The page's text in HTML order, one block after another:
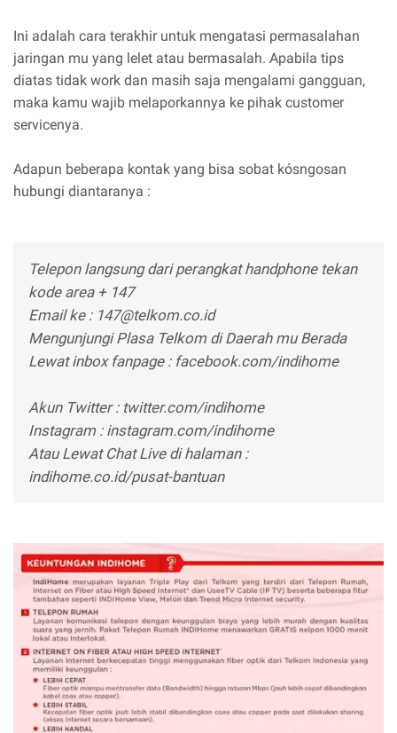
Ini adalah cara terakhir untuk mengatasi permasalahan
jaringan mu yang lelet atau bermasalah. Apabila tips
diatas tidak work dan masih saja mengalami gangguan,
maka kamu wajib melaporkannya ke pihak customer
servicenya.
Adapun beberapa kontak yang bisa sobat kósngosan
hubungi diantaranya :
Telepon langsung dari perangkat handphone tekan
kode area + 147
Email ke : 147@telkom.co.id
Mengunjungi Plasa Telkom di Daerah mu Berada
Lewat inbox fanpage : facebook.com/indihome
Akun Twitter : twitter.com/indihome
Instagram : instagram.com/indihome
Atau Lewat Chat Live di halaman :
indihome.co.id/pusat-bantuan